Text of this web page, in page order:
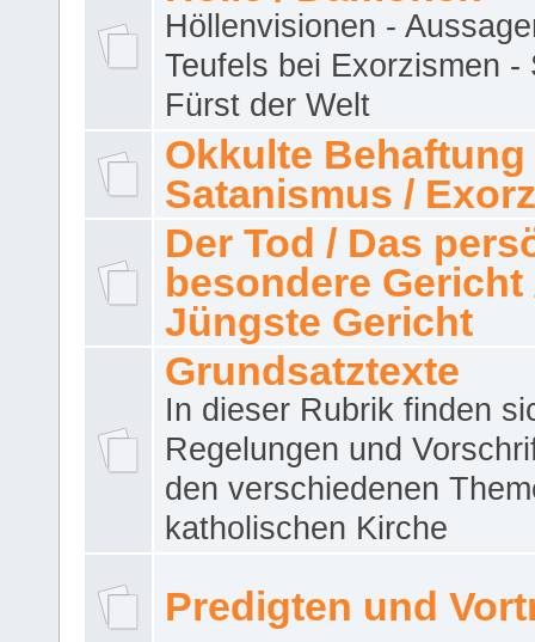
Höllenvisionen -
Teufels bei Exorzismen -
Fürst der Welt
Okkulte Behaftung
Satanismus /
Der Tod / Das
besondere Gericht
Jüngste Gericht
Grundsatztexte
In dieser Rubrik finden
Regelungen und
den verschiedenen
katholischen Kirche
Predigten und